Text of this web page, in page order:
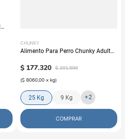
CHUNKY
Alimento Para Perro Chunky Adulto
$ 177.320 $ 201.500
($ 8060,00 x kg)
25 Kg 9 Kg +2
COMPRAR